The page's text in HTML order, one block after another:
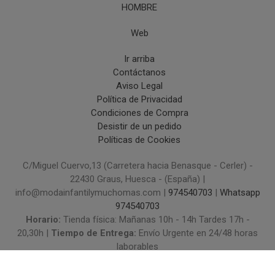
HOMBRE
Web
Ir arriba
Contáctanos
Aviso Legal
Política de Privacidad
Condiciones de Compra
Desistir de un pedido
Políticas de Cookies
C/Miguel Cuervo,13 (Carretera hacia Benasque - Cerler) -
22430 Graus, Huesca - (España) |
info@modainfantilymuchomas.com | 974540703 | Whatsapp
974540703
Horario: Tienda física: Mañanas 10h - 14h Tardes 17h -
20,30h | Tiempo de Entrega: Envío Urgente en 24/48 horas
laborables